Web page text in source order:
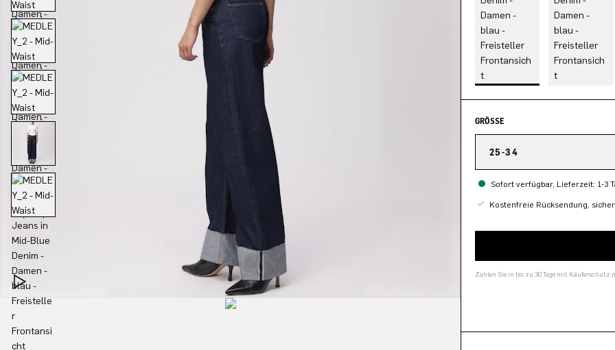
GRÖSSE
25-34
Sofort verfügbar, Lieferzeit: 1-3
Kostenfreie Rücksendung,
Zahlen Sie in bis zu 30 Tage mit Käuferschutz